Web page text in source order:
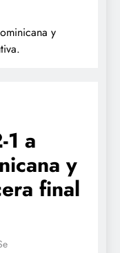
y
1 a
y
final